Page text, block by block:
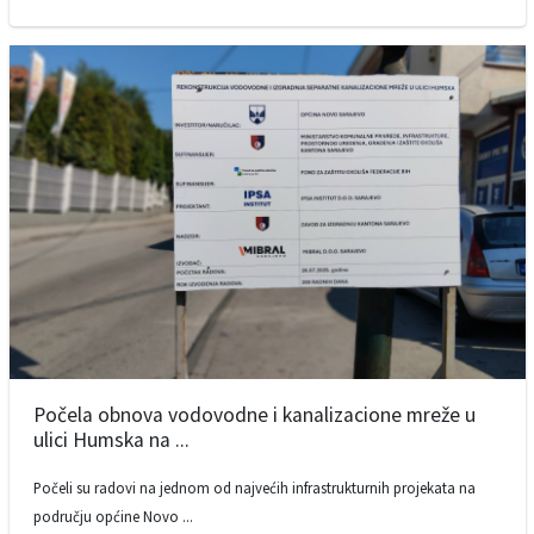
Počela obnova vodovodne i kanalizacione mreže u
ulici Humska na ...
Počeli su radovi na jednom od najvećih infrastrukturnih projekata na
području općine Novo ...